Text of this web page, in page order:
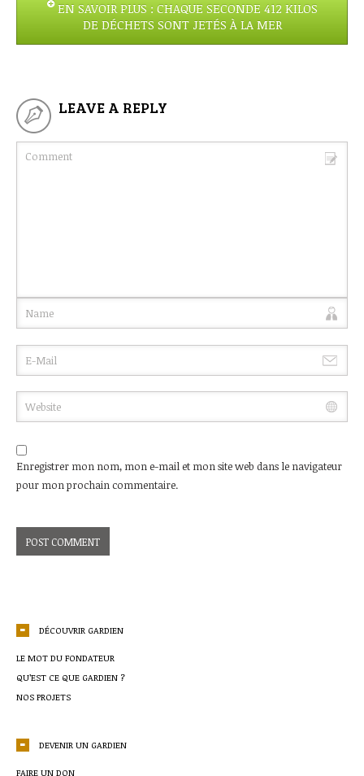
EN SAVOIR PLUS : CHAQUE SECONDE 412 KILOS
DE DÉCHETS SONT JETÉS À LA MER
LEAVE A REPLY
Enregistrer mon nom, mon e-mail et mon site web dans le navigateur
pour mon prochain commentaire.
DÉCOUVRIR GARDIEN
LE MOT DU FONDATEUR
QU’EST CE QUE GARDIEN ?
NOS PROJETS
DEVENIR UN GARDIEN
FAIRE UN DON